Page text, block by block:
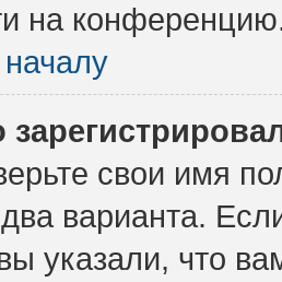
на
свои имя
варианта.
указали, что